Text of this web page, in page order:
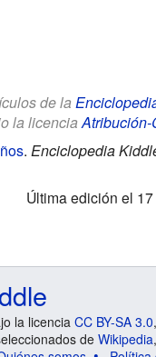
de la
la licencia
. Enciclopedia
Última edición el
la licencia CC BY-SA 3.0
de Wikipedia